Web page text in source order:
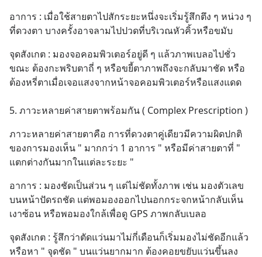
อาการ : เมื่อใช้สายตาไปสักระยะหนึ่งจะเริ่มรู้สึกตึง ๆ หน่วง ๆ
ที่ดวงตา บางครั้งอาจลามไปปวดที่บริเวณหัวคิ้วหรือขมับ
จุดสังเกต : มองจอคอมพิวเตอร์อยู่ดี ๆ แล้วภาพเบลอไปชั่ว
ขณะ ต้องกะพริบตาถี่ ๆ หรือขยี้ตาภาพถึงจะกลับมาชัด หรือ
ต้องหรี่ตาเมื่อเจอแสงจากหน้าจอคอมพิวเตอร์หรือแสงแดด
5. ภาวะหลายค่าสายตาพร้อมกัน ( Complex Prescription )
ภาวะหลายค่าสายตาคือ การที่ดวงตาคู่เดียวมีความผิดปกติ
ของการมองเห็น " มากกว่า 1 อาการ " หรือมีค่าสายตาที่ "
แตกต่างกันมากในแต่ละระยะ "
อาการ : มองชัดเป็นส่วน ๆ แต่ไม่ชัดทั้งภาพ เช่น มองตัวเลข
บนหน้าปัดรถชัด แต่พอมองออกไปนอกกระจกหน้ากลับเห็น
เงาซ้อน หรือพอมองใกล้เพื่อดู GPS ภาพกลับเบลอ
จุดสังเกต : รู้สึกว่าตัดแว่นมาไม่กี่เดือนก็เริ่มมองไม่ชัดอีกแล้ว
หรือหา " จุดชัด " บนแว่นยากมาก ต้องคอยขยับแว่นขึ้นลง